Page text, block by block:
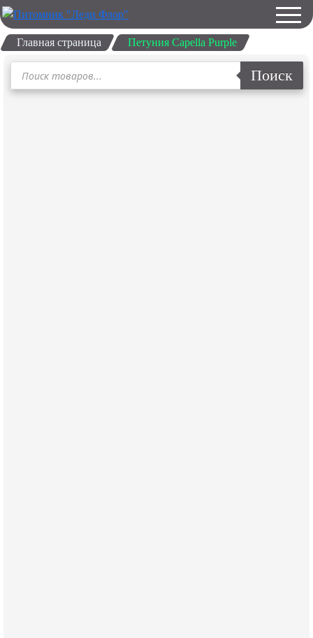
Главная страница Петуния Capella Purple
Поиск
товаров Поиск